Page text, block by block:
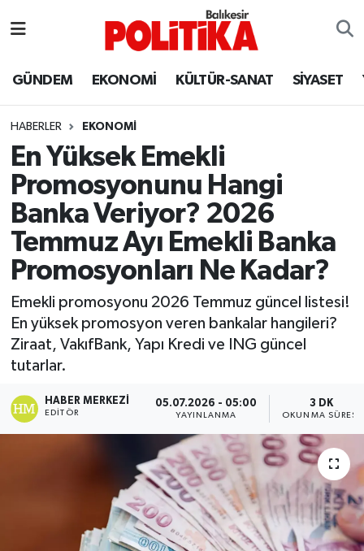
GÜNDEM EKONOMİ KÜLTÜR-SANAT SİYASET
HABERLER EKONOMİ
En Yüksek Emekli
Promosyonunu Hangi
Banka Veriyor? 2026
Temmuz Ayı Emekli Banka
Promosyonları Ne Kadar?
Emekli promosyonu 2026 Temmuz güncel listesi!
En yüksek promosyon veren bankalar hangileri?
Ziraat, VakıfBank, Yapı Kredi ve ING güncel
tutarlar.
HABER MERKEZI
EDITÖR
05.07.2026 - 05:00
YAYINLANMA
3 DK
OKUNMA SÜRESI
Ayvalık
Balya
Bandırma
Bigadiç
BİYOGRAFİLER
Burhaniye
ÇEVRE
DÜNYA
Dursunbey
Balıkesir Hava Durumu
Balıkesir Namaz Vakitleri
Balıkesir Trafik Yoğunluk Haritası
Süper Lig Puan Durumu ve Fikstür
Tüm Manşetler
Son Dakika Haberleri
Haber Arşivi